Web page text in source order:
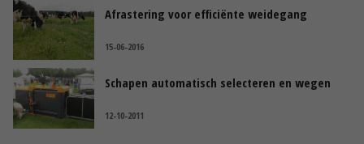
Afrastering voor efficiënte weidegang
15-06-2016
Schapen automatisch selecteren en wegen
12-10-2011